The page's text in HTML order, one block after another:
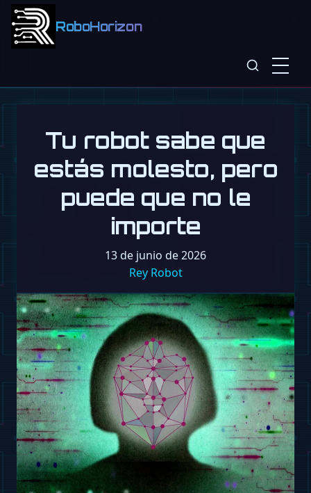
RoboHorizon
Tu robot sabe que
estás molesto, pero
puede que no le
importe
13 de junio de 2026
Rey Robot